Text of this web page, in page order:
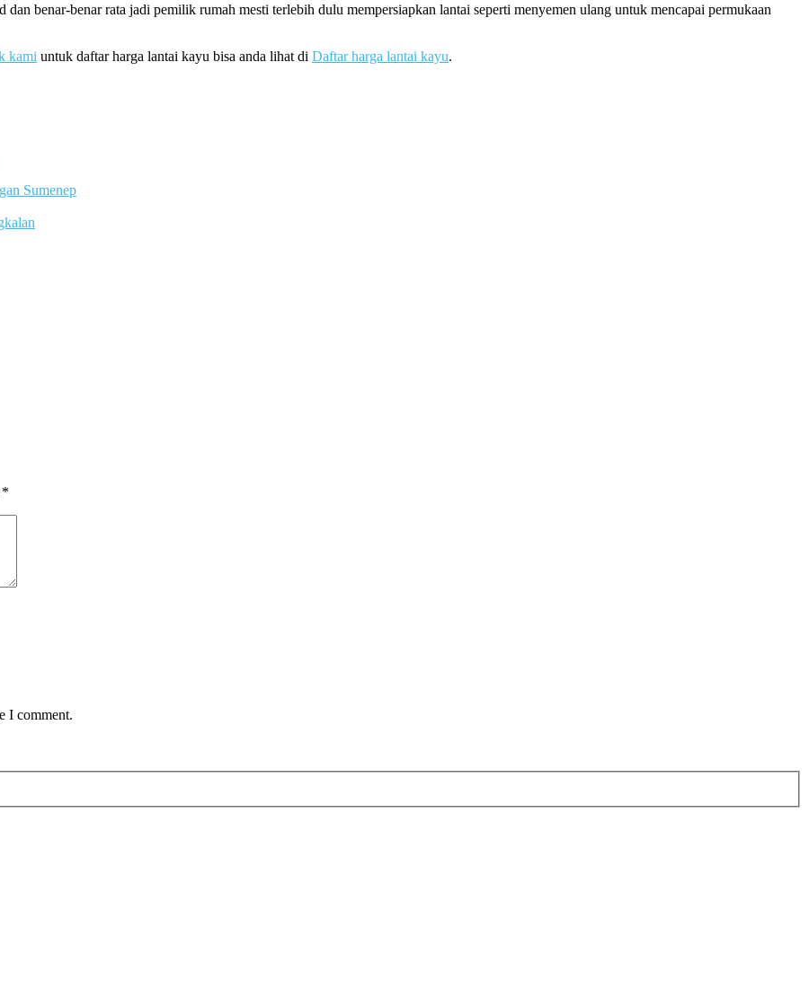
benar-benar rata jadi pemilik rumah mesti terlebih dulu mempersiapkan lantai seperti menyemen ulang untuk mencapai permukaan
kami untuk daftar harga lantai kayu bisa anda lihat di Daftar harga lantai kayu.
Sumenep
*
I comment.